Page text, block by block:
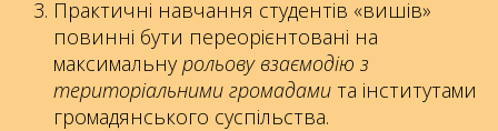
Практичні навчання студентів «вишів»
повинні бути переорієнтовані на
максимальнурольову взаємодію з
територіальними громадами та інститутами
громадянського суспільства.